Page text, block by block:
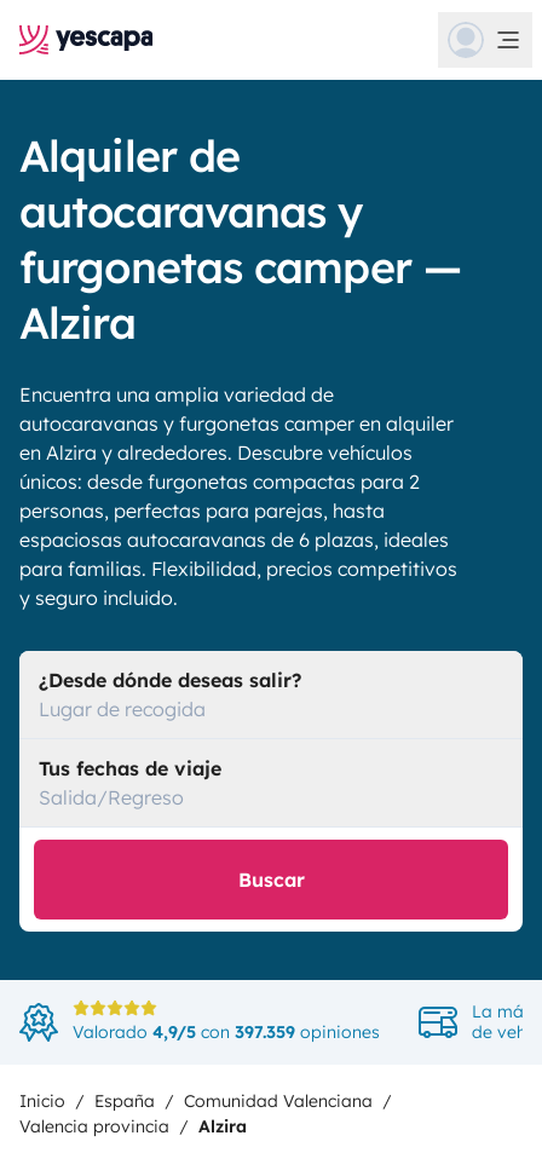
Alquiler de
autocaravanas y
furgonetas camper —
Alzira
Encuentra una amplia variedad de
autocaravanas y furgonetas camper en alquiler
en Alzira y alrededores. Descubre vehículos
únicos: desde furgonetas compactas para 2
personas, perfectas para parejas, hasta
espaciosas autocaravanas de 6 plazas, ideales
para familias. Flexibilidad, precios competitivos
y seguro incluido.
¿Desde dónde deseas salir?
Lugar de recogida
Tus fechas de viaje
Salida/Regreso
Buscar
Valorado 4,9/5 con 397.359 opiniones
La más
de
Inicio España
Comunidad Valenciana
Valencia provincia
Alzira